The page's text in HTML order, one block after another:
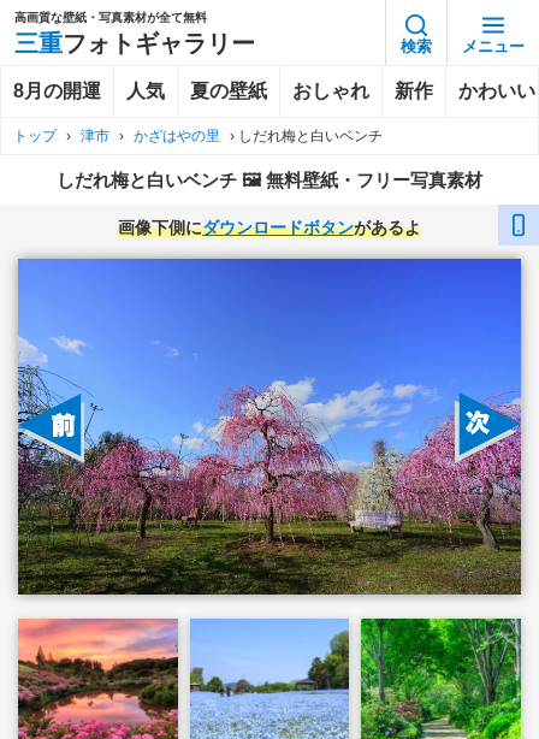
高画質な壁紙・写真素材が全て無料
三重フォトギャラリー 検索 メニュー
8月の開運 人気 夏の壁紙 おしゃれ 新作 かわいい
トップ › 津市 › かざはやの里 › しだれ梅と白いベンチ
しだれ梅と白いベンチ 🖼️ 無料壁紙・フリー写真素材
画像下側にダウンロードボタンがあるよ